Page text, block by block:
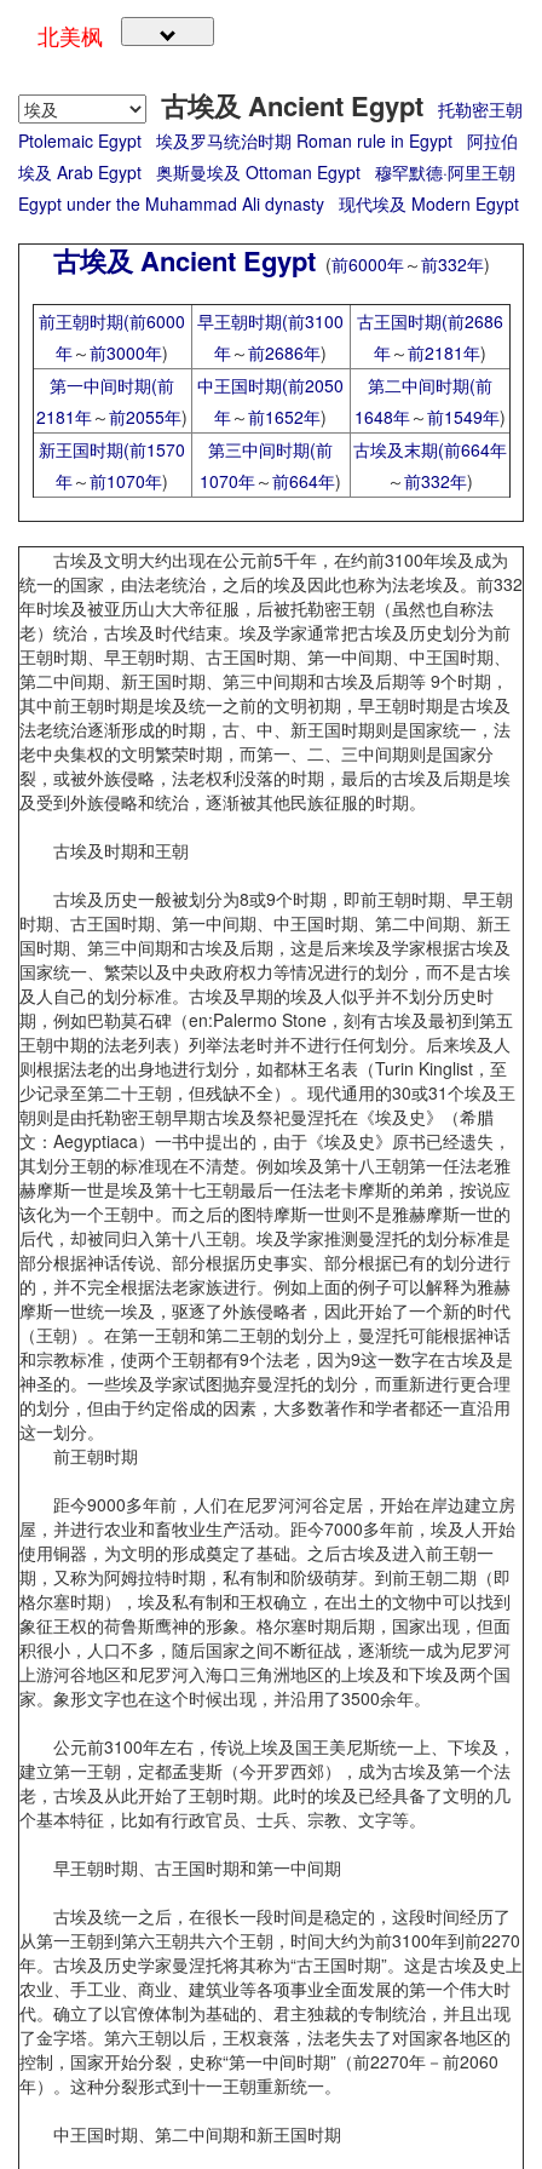
北美枫
古埃及 Ancient Egypt 托勒密王朝
Ptolemaic Egypt 埃及罗马统治时期 Roman rule in Egypt 阿拉伯
埃及 Arab Egypt 奥斯曼埃及 Ottoman Egypt 穆罕默德·阿里王朝
Egypt under the Muhammad Ali dynasty 现代埃及 Modern Egypt
古埃及 Ancient Egypt(前6000年～前332年)
前王朝时期(前6000
年～前3000年)
早王朝时期(前3100
年～前2686年)
古王国时期(前2686
年～前2181年)
第一中间时期(前
2181年～前2055年)
中王国时期(前2050
年～前1652年)
第二中间时期(前
1648年～前1549年)
新王国时期(前1570
年～前1070年)
第三中间时期(前
1070年～前664年)
古埃及末期(前664年
～前332年)
古埃及文明大约出现在公元前5千年，在约前3100年埃及成为
统一的国家，由法老统治，之后的埃及因此也称为法老埃及。前332
年时埃及被亚历山大大帝征服，后被托勒密王朝（虽然也自称法
老）统治，古埃及时代结束。埃及学家通常把古埃及历史划分为前
王朝时期、早王朝时期、古王国时期、第一中间期、中王国时期、
第二中间期、新王国时期、第三中间期和古埃及后期等 9个时期，
其中前王朝时期是埃及统一之前的文明初期，早王朝时期是古埃及
法老统治逐渐形成的时期，古、中、新王国时期则是国家统一，法
老中央集权的文明繁荣时期，而第一、二、三中间期则是国家分
裂，或被外族侵略，法老权利没落的时期，最后的古埃及后期是埃
及受到外族侵略和统治，逐渐被其他民族征服的时期。
古埃及时期和王朝
古埃及历史一般被划分为8或9个时期，即前王朝时期、早王朝
时期、古王国时期、第一中间期、中王国时期、第二中间期、新王
国时期、第三中间期和古埃及后期，这是后来埃及学家根据古埃及
国家统一、繁荣以及中央政府权力等情况进行的划分，而不是古埃
及人自己的划分标准。古埃及早期的埃及人似乎并不划分历史时
期，例如巴勒莫石碑（en:Palermo Stone，刻有古埃及最初到第五
王朝中期的法老列表）列举法老时并不进行任何划分。后来埃及人
则根据法老的出身地进行划分，如都林王名表（Turin Kinglist，至
少记录至第二十王朝，但残缺不全）。现代通用的30或31个埃及王
朝则是由托勒密王朝早期古埃及祭祀曼涅托在《埃及史》（希腊
文：Aegyptiaca）一书中提出的，由于《埃及史》原书已经遗失，
其划分王朝的标准现在不清楚。例如埃及第十八王朝第一任法老雅
赫摩斯一世是埃及第十七王朝最后一任法老卡摩斯的弟弟，按说应
该化为一个王朝中。而之后的图特摩斯一世则不是雅赫摩斯一世的
后代，却被同归入第十八王朝。埃及学家推测曼涅托的划分标准是
部分根据神话传说、部分根据历史事实、部分根据已有的划分进行
的，并不完全根据法老家族进行。例如上面的例子可以解释为雅赫
摩斯一世统一埃及，驱逐了外族侵略者，因此开始了一个新的时代
（王朝）。在第一王朝和第二王朝的划分上，曼涅托可能根据神话
和宗教标准，使两个王朝都有9个法老，因为9这一数字在古埃及是
神圣的。一些埃及学家试图抛弃曼涅托的划分，而重新进行更合理
的划分，但由于约定俗成的因素，大多数著作和学者都还一直沿用
这一划分。
前王朝时期
距今9000多年前，人们在尼罗河河谷定居，开始在岸边建立房
屋，并进行农业和畜牧业生产活动。距今7000多年前，埃及人开始
使用铜器，为文明的形成奠定了基础。之后古埃及进入前王朝一
期，又称为阿姆拉特时期，私有制和阶级萌芽。到前王朝二期（即
格尔塞时期），埃及私有制和王权确立，在出土的文物中可以找到
象征王权的荷鲁斯鹰神的形象。格尔塞时期后期，国家出现，但面
积很小，人口不多，随后国家之间不断征战，逐渐统一成为尼罗河
上游河谷地区和尼罗河入海口三角洲地区的上埃及和下埃及两个国
家。象形文字也在这个时候出现，并沿用了3500余年。
公元前3100年左右，传说上埃及国王美尼斯统一上、下埃及，
建立第一王朝，定都孟斐斯（今开罗西郊），成为古埃及第一个法
老，古埃及从此开始了王朝时期。此时的埃及已经具备了文明的几
个基本特征，比如有行政官员、士兵、宗教、文字等。
早王朝时期、古王国时期和第一中间期
古埃及统一之后，在很长一段时间是稳定的，这段时间经历了
从第一王朝到第六王朝共六个王朝，时间大约为前3100年到前2270
年。古埃及历史学家曼涅托将其称为“古王国时期”。这是古埃及史上
农业、手工业、商业、建筑业等各项事业全面发展的第一个伟大时
代。确立了以官僚体制为基础的、君主独裁的专制统治，并且出现
了金字塔。第六王朝以后，王权衰落，法老失去了对国家各地区的
控制，国家开始分裂，史称“第一中间时期”（前2270年－前2060
年）。这种分裂形式到十一王朝重新统一。
中王国时期、第二中间期和新王国时期